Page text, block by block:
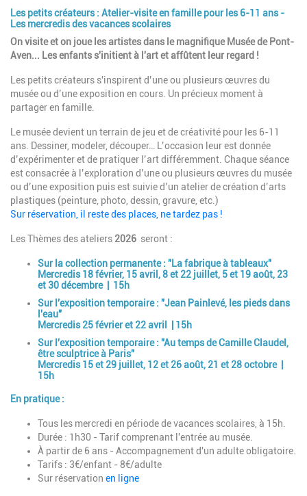
Date de début
28/10/2026 Date de fin
28/10/2026
Date de début
23/12/2026 Date de fin
23/12/2026
30/12/2026 30/12/2026
Les petits créateurs : Atelier-visite en famille pour les 6-11 ans -
Les mercredis des vacances scolaires
On visite et on joue les artistes dans le magnifique Musée de Pont-
Aven... Les enfants s'initient à l'art et affûtent leur regard !
Les petits créateurs s'inspirent d’une ou plusieurs œuvres du
musée ou d’une exposition en cours. Un précieux moment à
partager en famille.
Le musée devient un terrain de jeu et de créativité pour les 6-11
ans. Dessiner, modeler, découper… L’occasion leur est donnée
d’expérimenter et de pratiquer l’art différemment. Chaque séance
est consacrée à l’exploration d’une ou plusieurs œuvres du musée
ou d’une exposition puis est suivie d’un atelier de création d’arts
plastiques (peinture, photo, dessin, gravure, etc.)
Sur réservation, il reste des places, ne tardez pas !​
Les Thèmes des ateliers 2026 seront :
Sur la collection permanente : "La fabrique à tableaux"
Mercredis 18 février, 15 avril, 8 et 22 juillet, 5 et 19 août, 23
et 30 décembre | 15h
Sur l'exposition temporaire : "Jean Painlevé, les pieds dans
l'eau"
Mercredis 25 février et 22 avril | 15h
Sur l'exposition temporaire : "Au temps de Camille Claudel,
être sculptrice à Paris"
Mercredis 15 et 29 juillet, 12 et 26 août, 21 et 28 octobre |
15h
En pratique :
Tous les mercredi en période de vacances scolaires, à 15h.
Durée : 1h30 - Tarif comprenant l'entrée au musée.
À partir de 6 ans - Accompagnement d'un adulte obligatoire.
Tarifs : 3€/enfant - 8€/adulte
Sur réservation en ligne